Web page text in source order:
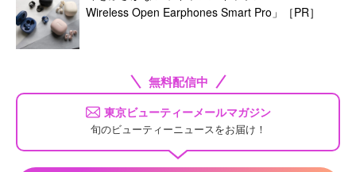
Wireless Open Earphones Smart Pro」［PR］
無料配信中
東京ビューティーメールマガジン
旬のビューティーニュースをお届け！